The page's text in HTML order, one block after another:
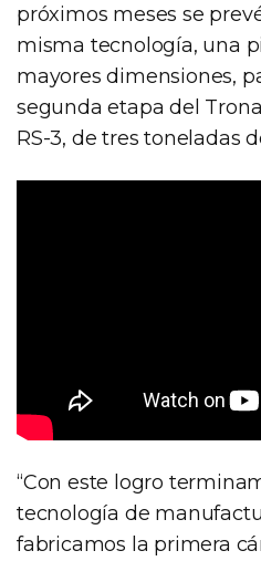
próximos meses se
misma tecnología, una
mayores dimensiones,
segunda etapa del
RS-3, de tres toneladas
“Con este logro
tecnología de
fabricamos la primera